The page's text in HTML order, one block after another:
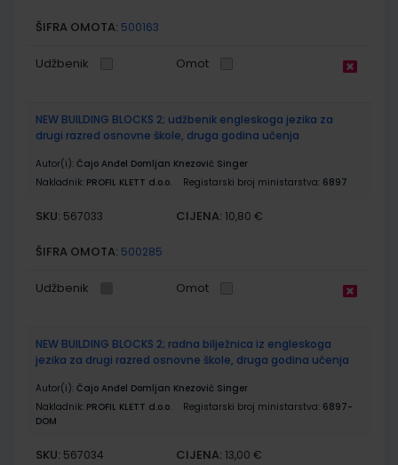
ŠIFRA OMOTA: 500163
Udžbenik Omot
NEW BUILDING BLOCKS 2; udžbenik engleskoga jezika za
drugi razred osnovne škole, druga godina učenja
Autor(i): Čajo Anđel Domljan Knezović Singer
Nakladnik: PROFIL KLETT d.o.o. Registarski broj ministarstva: 6897
SKU: 567033 CIJENA: 10,80 €
ŠIFRA OMOTA: 500285
Udžbenik Omot
NEW BUILDING BLOCKS 2; radna bilježnica iz engleskoga
jezika za drugi razred osnovne škole, druga godina učenja
Autor(i): Čajo Anđel Domljan Knezović Singer
Nakladnik: PROFIL KLETT d.o.o. Registarski broj ministarstva: 6897-
DOM
SKU: 567034 CIJENA: 13,00 €